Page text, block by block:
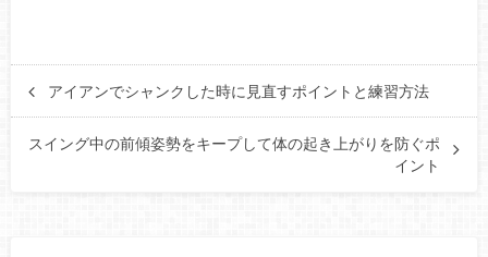
アイアンでシャンクした時に見直すポイントと練習方法
スイング中の前傾姿勢をキープして体の起き上がりを防ぐポ
イント